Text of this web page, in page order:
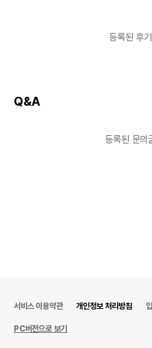
등록된 후
Q&A
등록된 문의
서비스 이용약관 개인정보 처리방침
PC버전으로 보기